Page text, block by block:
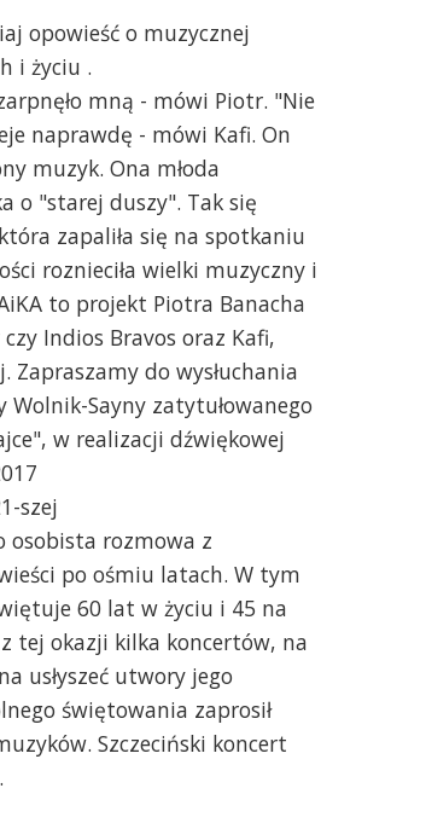
opowieść o muzycznej
i życiu .
mną - mówi Piotr. "Nie
naprawdę - mówi Kafi. On
muzyk. Ona młoda
o "starej duszy". Tak się
zapaliła się na spotkaniu
roznieciła wielki muzyczny i
to projekt Piotra Banacha
Indios Bravos oraz Kafi,
Zapraszamy do wysłuchania
Sayny zatytułowanego
w realizacji dźwiękowej
szej
osobista rozmowa z
po ośmiu latach. W tym
60 lat w życiu i 45 na
z tej okazji kilka koncertów, na
usłyszeć utwory jego
świętowania zaprosił
Szczeciński koncert